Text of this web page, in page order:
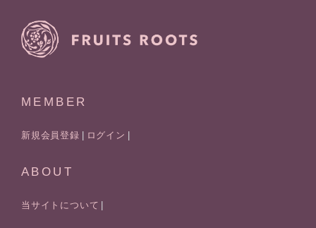
MEMBER
新規会員登録 ログイン
ABOUT
当サイトについて